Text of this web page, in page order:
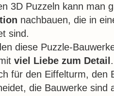
3D Puzzeln kann man
nachbauen, die in
sind.
diese Puzzle-
viel Liebe zum Detail .
für den Eiffelturm, den
die Bauwerke sind